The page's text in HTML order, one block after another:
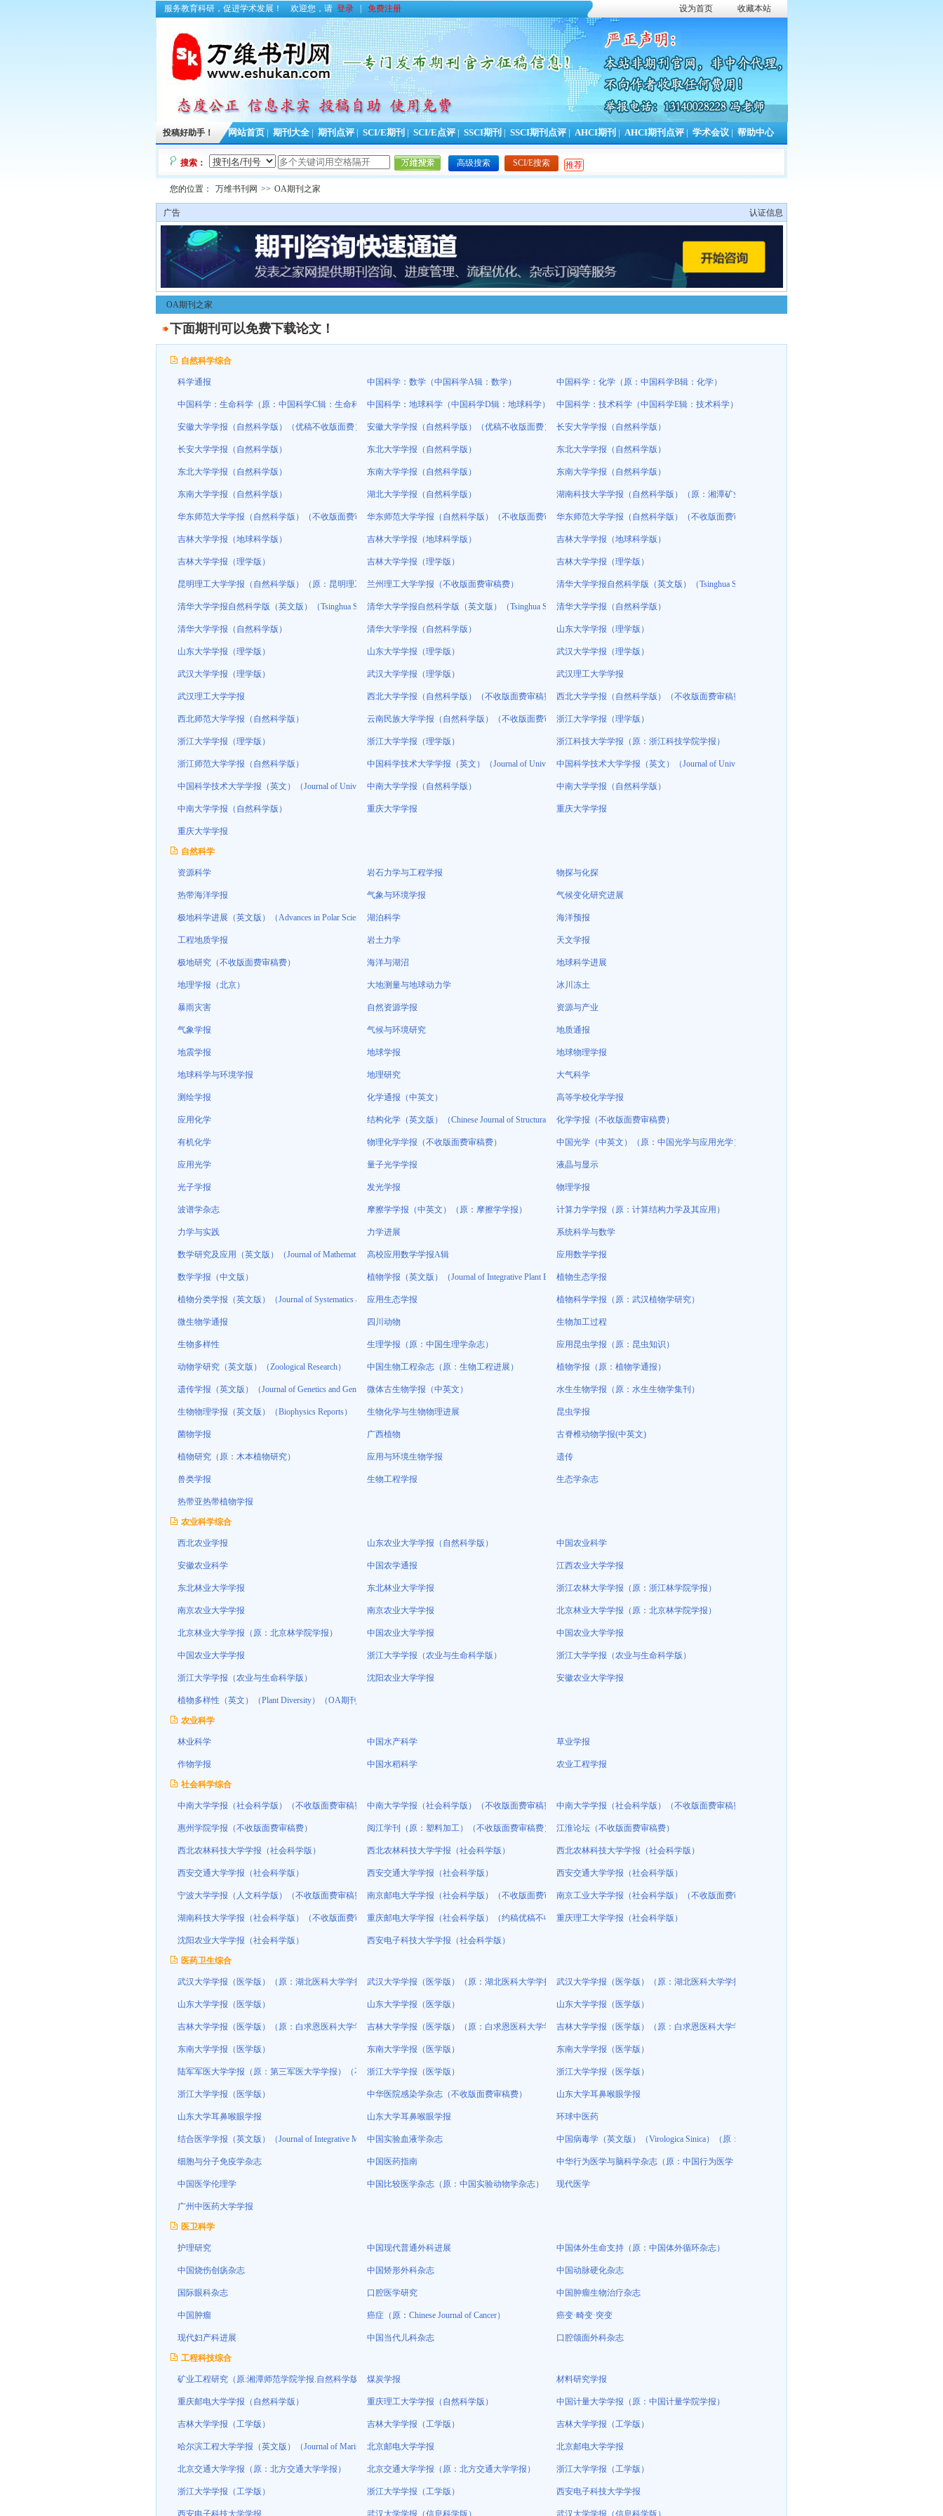
服务教育科研，促进学术发展！ 欢迎您，请 登录 免费注册 设为首页 收藏本站
投稿好助手！ 网站首页 期刊大全 期刊点评 SCI/E期刊 SCI/E点评 SSCI期刊 SSCI期刊点评 AHCI期刊 AHCI期刊点评 学术会议 帮助中心
搜索： 高级搜索 SCI/E搜索 推荐
您的位置： 万维书刊网 >> OA期刊之家
认证信息
广告
OA期刊之家
下面期刊可以免费下载论文！
自然科学综合
科学通报 中国科学：数学（中国科学A辑：数学） 中国科学：化学（原：中国科学B辑：化学）
中国科学：生命科学（原：中国科学C辑：生命科学）中国科学：地球科学（中国科学D辑：地球科学） 中国科学：技术科学（中国科学E辑：技术科学）
安徽大学学报（自然科学版）（优稿不收版面费） 安徽大学学报（自然科学版）（优稿不收版面费） 长安大学学报（自然科学版）
长安大学学报（自然科学版） 东北大学学报（自然科学版） 东北大学学报（自然科学版）
东北大学学报（自然科学版） 东南大学学报（自然科学版） 东南大学学报（自然科学版）
东南大学学报（自然科学版） 湖北大学学报（自然科学版） 湖南科技大学学报（自然科学版）（原：湘潭矿业学院学报）（不收版面费审稿费）
华东师范大学学报（自然科学版）（不收版面费审稿费）华东师范大学学报（自然科学版）（不收版面费审稿费）华东师范大学学报（自然科学版）（不收版面费审稿费）
吉林大学学报（地球科学版） 吉林大学学报（地球科学版） 吉林大学学报（地球科学版）
吉林大学学报（理学版） 吉林大学学报（理学版） 吉林大学学报（理学版）
昆明理工大学学报（自然科学版）（原：昆明理工大学学报（理工版））
兰州理工大学学报（不收版面费审稿费） 清华大学学报自然科学版（英文版）（Tsinghua Science and Technology）
清华大学学报自然科学版（英文版）（Tsinghua Science and Technology）清华大学学报自然科学版（英文版）（Tsinghua Science and Technology）
清华大学学报（自然科学版）
清华大学学报（自然科学版） 清华大学学报（自然科学版） 山东大学学报（理学版）
山东大学学报（理学版） 山东大学学报（理学版） 武汉大学学报（理学版）
武汉大学学报（理学版） 武汉大学学报（理学版） 武汉理工大学学报
武汉理工大学学报 西北大学学报（自然科学版）（不收版面费审稿费）西北大学学报（自然科学版）（不收版面费审稿费）
西北师范大学学报（自然科学版） 云南民族大学学报（自然科学版）（不收版面费审稿费）浙江大学学报（理学版）
浙江大学学报（理学版） 浙江大学学报（理学版） 浙江科技大学学报（原：浙江科技学院学报）
浙江师范大学学报（自然科学版） 中国科学技术大学学报（英文）（Journal of University of Science and Technology of China，JUSTC）中国科学技术大学学报（英文）（Journal of University of Science and Technology of China，JUSTC）
中国科学技术大学学报（英文）（Journal of University of Science and Technology of China，JUSTC）
中南大学学报（自然科学版） 中南大学学报（自然科学版）
中南大学学报（自然科学版） 重庆大学学报 重庆大学学报
重庆大学学报
自然科学
资源科学 岩石力学与工程学报 物探与化探
热带海洋学报 气象与环境学报 气候变化研究进展
极地科学进展（英文版）（Advances in Polar Science）（原：极地研究Chinese Journal of Polar Science）（不收版面费审稿费）
湖泊科学 海洋预报
工程地质学报 岩土力学 天文学报
极地研究（不收版面费审稿费） 海洋与湖沼 地球科学进展
地理学报（北京） 大地测量与地球动力学 冰川冻土
暴雨灾害 自然资源学报 资源与产业
气象学报 气候与环境研究 地质通报
地震学报 地球学报 地球物理学报
地球科学与环境学报 地理研究 大气科学
测绘学报 化学通报（中英文） 高等学校化学学报
应用化学 结构化学（英文版）（Chinese Journal of Structural Chemistry）（不收版面费审稿费）
化学学报（不收版面费审稿费）
有机化学 物理化学学报（不收版面费审稿费） 中国光学（中英文）（原：中国光学与应用光学）
应用光学 量子光学学报 液晶与显示
光子学报 发光学报 物理学报
波谱学杂志 摩擦学学报（中英文）（原：摩擦学学报） 计算力学学报（原：计算结构力学及其应用）
力学与实践 力学进展 系统科学与数学
数学研究及应用（英文版）（Journal of Mathematical Research with Applications）
高校应用数学学报A辑 应用数学学报
数学学报（中文版） 植物学报（英文版）（Journal of Integrative Plant Biology）植物生态学报
植物分类学报（英文版）（Journal of Systematics and Evolution）
应用生态学报 植物科学学报（原：武汉植物学研究）
微生物学通报 四川动物 生物加工过程
生物多样性 生理学报（原：中国生理学杂志） 应用昆虫学报（原：昆虫知识）
动物学研究（英文版）（Zoological Research） 中国生物工程杂志（原：生物工程进展） 植物学报（原：植物学通报）
遗传学报（英文版）（Journal of Genetics and Genomics）微体古生物学报（中英文） 水生生物学报（原：水生生物学集刊）
生物物理学报（英文版）（Biophysics Reports）（原：生物物理学报（中文版））（OA期刊）（不收版面费审稿费）
生物化学与生物物理进展 昆虫学报
菌物学报 广西植物 古脊椎动物学报(中英文)
植物研究（原：木本植物研究） 应用与环境生物学报 遗传
兽类学报 生物工程学报 生态学杂志
热带亚热带植物学报
农业科学综合
西北农业学报 山东农业大学学报（自然科学版） 中国农业科学
安徽农业科学 中国农学通报 江西农业大学学报
东北林业大学学报 东北林业大学学报 浙江农林大学学报（原：浙江林学院学报）
南京农业大学学报 南京农业大学学报 北京林业大学学报（原：北京林学院学报）
北京林业大学学报（原：北京林学院学报） 中国农业大学学报 中国农业大学学报
中国农业大学学报 浙江大学学报（农业与生命科学版） 浙江大学学报（农业与生命科学版）
浙江大学学报（农业与生命科学版） 沈阳农业大学学报 安徽农业大学学报
植物多样性（英文）（Plant Diversity）（OA期刊）（原：植物分类与资源学报）
农业科学
林业科学 中国水产科学 草业学报
作物学报 中国水稻科学 农业工程学报
社会科学综合
中南大学学报（社会科学版）（不收版面费审稿费）中南大学学报（社会科学版）（不收版面费审稿费）中南大学学报（社会科学版）（不收版面费审稿费）
惠州学院学报（不收版面费审稿费） 阅江学刊（原：塑料加工）（不收版面费审稿费） 江淮论坛（不收版面费审稿费）
西北农林科技大学学报（社会科学版） 西北农林科技大学学报（社会科学版） 西北农林科技大学学报（社会科学版）
西安交通大学学报（社会科学版） 西安交通大学学报（社会科学版） 西安交通大学学报（社会科学版）
宁波大学学报（人文科学版）（不收版面费审稿费）南京邮电大学学报（社会科学版）（不收版面费审稿费）南京工业大学学报（社会科学版）（不收版面费审稿费）
湖南科技大学学报（社会科学版）（不收版面费审稿费）重庆邮电大学学报（社会科学版）（约稿优稿不收版面费）重庆理工大学学报（社会科学版）
沈阳农业大学学报（社会科学版） 西安电子科技大学学报（社会科学版）
医药卫生综合
武汉大学学报（医学版）（原：湖北医科大学学报、湖北医学院学报）武汉大学学报（医学版）（原：湖北医科大学学报、湖北医学院学报）武汉大学学报（医学版）（原：湖北医科大学学报、湖北医学院学报）
山东大学学报（医学版） 山东大学学报（医学版） 山东大学学报（医学版）
吉林大学学报（医学版）（原：白求恩医科大学学报 吉林医科大学学报 长春医学院学报）吉林大学学报（医学版）（原：白求恩医科大学学报 吉林医科大学学报 长春医学院学报）吉林大学学报（医学版）（原：白求恩医科大学学报 吉林医科大学学报 长春医学院学报）
东南大学学报（医学版） 东南大学学报（医学版） 东南大学学报（医学版）
陆军军医大学学报（原：第三军医大学学报）（不收版面费审稿费）
浙江大学学报（医学版） 浙江大学学报（医学版）
浙江大学学报（医学版） 中华医院感染学杂志（不收版面费审稿费） 山东大学耳鼻喉眼学报
山东大学耳鼻喉眼学报 山东大学耳鼻喉眼学报 环球中医药
结合医学学报（英文版）（Journal of Integrative Medicine）（原：中西医结合学报）
中国实验血液学杂志 中国病毒学（英文版）（Virologica Sinica）（原：病毒学杂志（英文））
细胞与分子免疫学杂志 中国医药指南 中华行为医学与脑科学杂志（原：中国行为医学；中国行为医学科学）
中国医学伦理学 中国比较医学杂志（原：中国实验动物学杂志） 现代医学
广州中医药大学学报
医卫科学
护理研究 中国现代普通外科进展 中国体外生命支持（原：中国体外循环杂志）
中国烧伤创疡杂志 中国矫形外科杂志 中国动脉硬化杂志
国际眼科杂志 口腔医学研究 中国肿瘤生物治疗杂志
中国肿瘤 癌症（原：Chinese Journal of Cancer） 癌变·畸变·突变
现代妇产科进展 中国当代儿科杂志 口腔颌面外科杂志
工程科技综合
矿业工程研究（原:湘潭师范学院学报.自然科学版）（不收版面费）
煤炭学报 材料研究学报
重庆邮电大学学报（自然科学版） 重庆理工大学学报（自然科学版） 中国计量大学学报（原：中国计量学院学报）
吉林大学学报（工学版） 吉林大学学报（工学版） 吉林大学学报（工学版）
哈尔滨工程大学学报（英文版）（Journal of Marine Science and Application）（又名：船舶与海洋工程学报（英文版））（不收版面费审稿费）
北京邮电大学学报 北京邮电大学学报
北京交通大学学报（原：北方交通大学学报） 北京交通大学学报（原：北方交通大学学报） 浙江大学学报（工学版）
浙江大学学报（工学版） 浙江大学学报（工学版） 西安电子科技大学学报
西安电子科技大学学报 武汉大学学报（信息科学版） 武汉大学学报（信息科学版）